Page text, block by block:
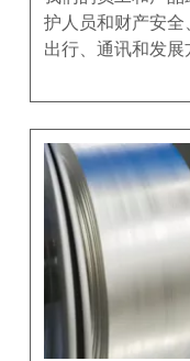
护人员和财产安
出行、通讯和发展